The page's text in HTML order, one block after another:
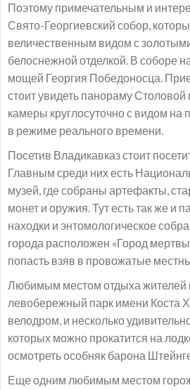
Поэтому примечательным и
Свято-Георгиевский собор,
величественным видом с
белоснежной отделкой. В соборе
мощей Георгия Победоносца.
стоит увидеть панораму
камеры круглосуточно с видом
в режиме реального времени.
Посетив Владикавказ стоит
Главным среди них есть
музей, где собраны артефакты,
монет и оружия. Тут есть так же и
находки и энтомологическое
города расположен «Город
попасть взяв в провожатые
Любимым местом отдыха жителей
левобережный парк имени Коста
велодром, и несколько
которых можно прокатится на
осмотреть особняк барона
Еще одним любимым местом